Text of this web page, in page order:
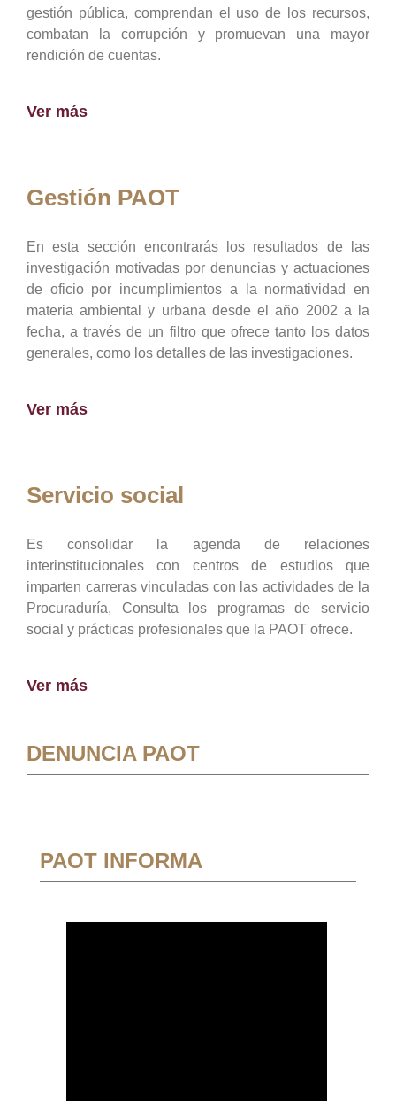
gestión pública, comprendan el uso de los recursos,
combatan la corrupción y promuevan una mayor
rendición de cuentas.
Ver más
Gestión PAOT
En esta sección encontrarás los resultados de las
investigación motivadas por denuncias y actuaciones
de oficio por incumplimientos a la normatividad en
materia ambiental y urbana desde el año 2002 a la
fecha, a través de un filtro que ofrece tanto los datos
generales, como los detalles de las investigaciones.
Ver más
Servicio social
Es consolidar la agenda de relaciones
interinstitucionales con centros de estudios que
imparten carreras vinculadas con las actividades de la
Procuraduría, Consulta los programas de servicio
social y prácticas profesionales que la PAOT ofrece.
Ver más
DENUNCIA PAOT
PAOT INFORMA